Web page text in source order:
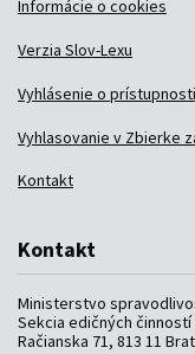
Informácie o cookies
Verzia Slov-Lexu
Vyhlásenie o prístupnosti
Vyhlasovanie v Zbierke
Kontakt
Kontakt
Ministerstvo
Sekcia edičných činností
Račianska 71, 813 11